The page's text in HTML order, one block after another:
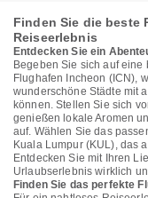
Finden Sie die beste
Reiseerlebnis
Entdecken Sie ein
Begeben Sie sich auf
Flughafen Incheon (ICN),
wunderschöne Städte mit
können. Stellen Sie sich
genießen lokale Aromen
auf. Wählen Sie das
Kuala Lumpur (KUL), das
Entdecken Sie mit Ihren
Urlaubserlebnis wirklich
Finden Sie das perfekte